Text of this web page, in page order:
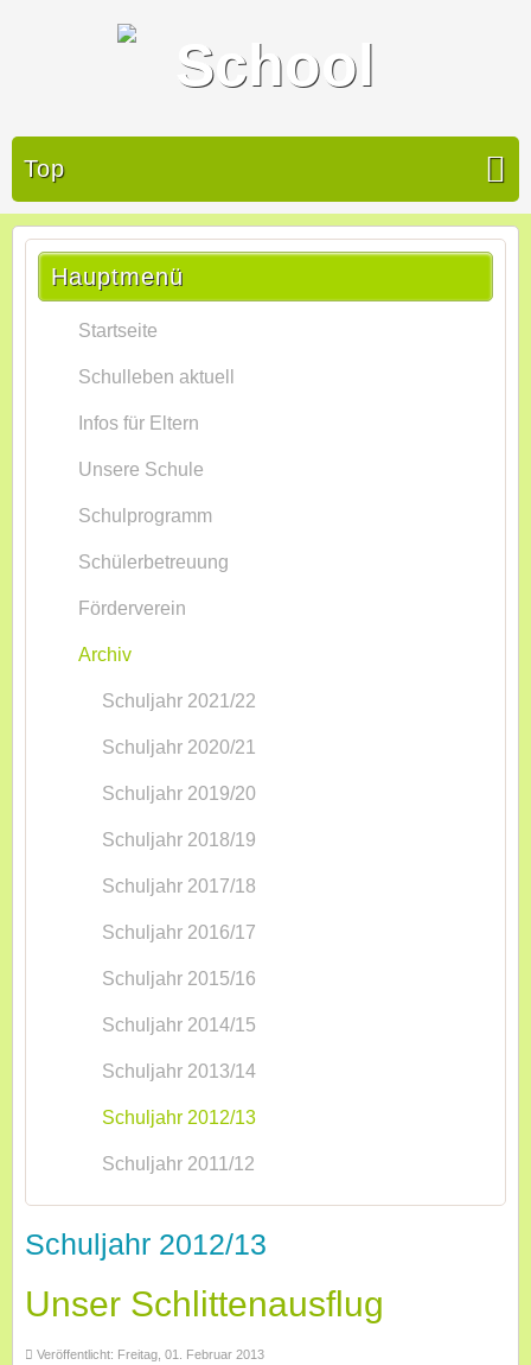
Top
Hauptmenü
Startseite
Schulleben aktuell
Infos für Eltern
Unsere Schule
Schulprogramm
Schülerbetreuung
Förderverein
Archiv
Schuljahr 2021/22
Schuljahr 2020/21
Schuljahr 2019/20
Schuljahr 2018/19
Schuljahr 2017/18
Schuljahr 2016/17
Schuljahr 2015/16
Schuljahr 2014/15
Schuljahr 2013/14
Schuljahr 2012/13
Schuljahr 2011/12
Schuljahr 2012/13
Unser Schlittenausflug
Veröffentlicht: Freitag, 01. Februar 2013